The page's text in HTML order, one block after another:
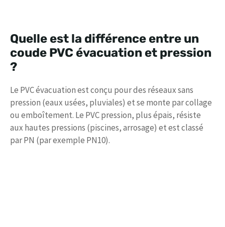
Quelle est la différence entre un
coude PVC évacuation et pression
?
Le PVC évacuation est conçu pour des réseaux sans
pression (eaux usées, pluviales) et se monte par collage
ou emboîtement. Le PVC pression, plus épais, résiste
aux hautes pressions (piscines, arrosage) et est classé
par PN (par exemple PN10).